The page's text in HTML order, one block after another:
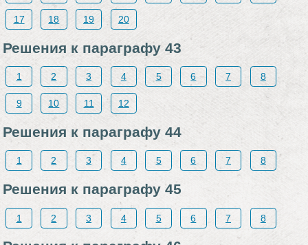
17 18 19 20
Решения к параграфу 43
1 2 3 4 5 6 7 8
9 10 11 12
Решения к параграфу 44
1 2 3 4 5 6 7 8
Решения к параграфу 45
1 2 3 4 5 6 7 8